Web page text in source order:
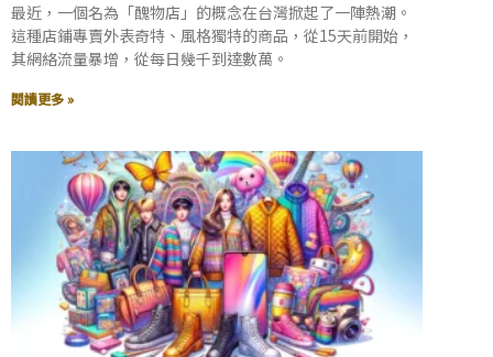
最近，一個名為「醜物店」的概念在台灣掀起了一陣熱潮。
這種店鋪專賣外表奇特、風格獨特的商品，從15天前開始，
其網絡流量暴增，從每日幾千到達數萬。
閱讀更多 »